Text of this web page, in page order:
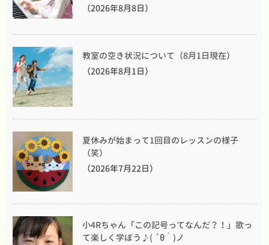
（2026年8月8日）
教室の空き状況について（8月1日現在）
（2026年8月1日）
夏休みが始まって1回目のレッスンの様子
（笑）
（2026年7月22日）
小4Rちゃん「この記号ってなんだ？！」歌っ
て楽しく学ぼう♪( ´θ｀)ノ